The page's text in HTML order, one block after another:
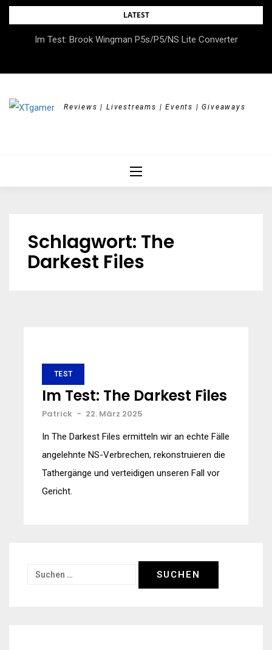
Skip
LATEST
Im Test: Brook Wingman P5s/P5/NS Lite Converter
DOK.fest München 2026 – Empowered, HerStory, Beyond
Reviews | Livestreams | Events | Giveaways
Schlagwort: The
Darkest Files
TEST
Im Test: The Darkest Files
Patrick - 22. März 2025
In The Darkest Files ermitteln wir an echte Fälle
angelehnte NS-Verbrechen, rekonstruieren die
Tathergänge und verteidigen unseren Fall vor
Gericht.
Suchen